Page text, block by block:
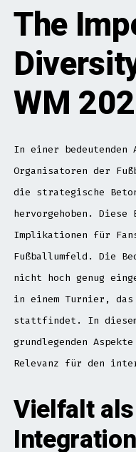
The
WM
In einer bedeutenden
Organisatoren der
die strategische
hervorgehoben. Diese
Implikationen für
Fußballumfeld. Die
nicht hoch genug
in einem Turnier, das
stattfindet. In
grundlegenden
Relevanz für den
Vielfalt